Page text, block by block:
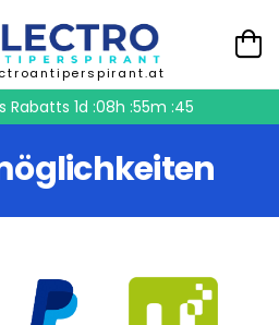
Rabatts 1d :08h :55m :45